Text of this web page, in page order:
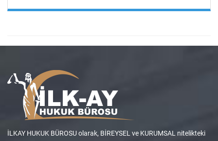
İLKAY HUKUK BÜROSU olarak, BİREYSEL ve KURUMSAL nitelikteki